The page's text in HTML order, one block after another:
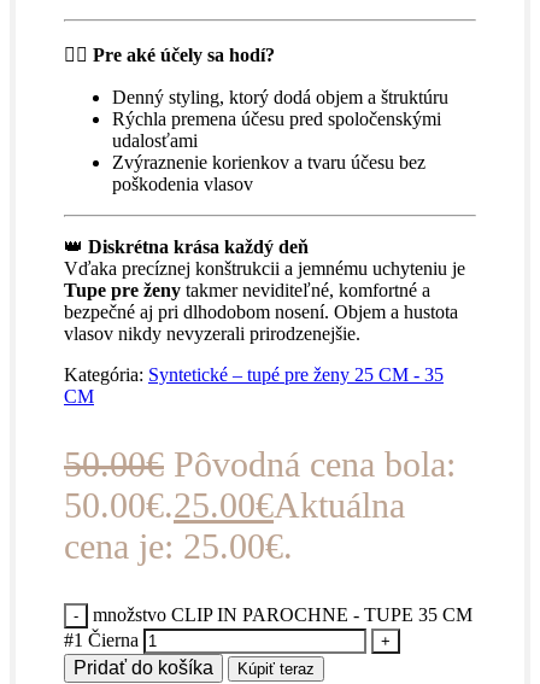
💁‍♀️ Pre aké účely sa hodí?
Denný styling, ktorý dodá objem a štruktúru
Rýchla premena účesu pred spoločenskými
udalosťami
Zvýraznenie korienkov a tvaru účesu bez
poškodenia vlasov
👑 Diskrétna krása každý deň
Vďaka precíznej konštrukcii a jemnému uchyteniu je
Tupe pre ženy takmer neviditeľné, komfortné a
bezpečné aj pri dlhodobom nosení. Objem a hustota
vlasov nikdy nevyzerali prirodzenejšie.
Kategória: Syntetické – tupé pre ženy 25 CM - 35
CM
50.00€ Pôvodná cena bola:
50.00€.25.00€Aktuálna
cena je: 25.00€.
množstvo CLIP IN PAROCHNE - TUPE 35 CM
#1 Čierna
Pridať do košíka
Kúpiť teraz